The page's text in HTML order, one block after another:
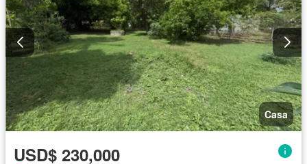
Casa
USD$ 230,000